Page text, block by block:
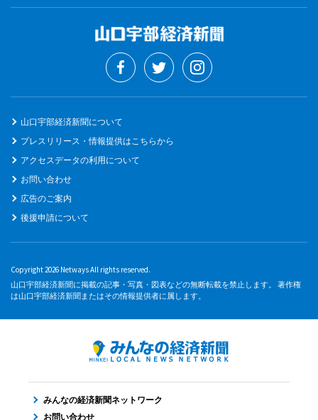
山口宇部経済新聞について
プレスリリース・情報提供はこちらから
アクセスデータの利用について
お問い合わせ
広告のご案内
後援申請について
Copyright 2026 Netways All rights reserved.
山口宇部経済新聞に掲載の記事・写真・図表などの無断転載を禁止します。 著作権
は山口宇部経済新聞またはその情報提供者に属します。
みんなの経済新聞ネットワーク
お問い合わせ